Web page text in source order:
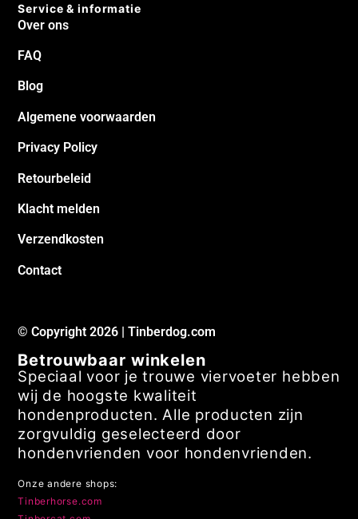
Service & informatie
Over ons
FAQ
Blog
Algemene voorwaarden
Privacy Policy
Retourbeleid
Klacht melden
Verzendkosten
Contact
© Copyright 2026 | Tinberdog.com
Betrouwbaar winkelen
Speciaal voor je trouwe viervoeter hebben
wij de hoogste kwaliteit
hondenproducten. Alle producten zijn
zorgvuldig geselecteerd door
hondenvrienden voor hondenvrienden.
Onze andere shops:
Tinberhorse.com